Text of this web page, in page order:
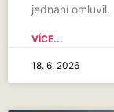
jednání omluvil.
VÍCE...
18. 6. 2026